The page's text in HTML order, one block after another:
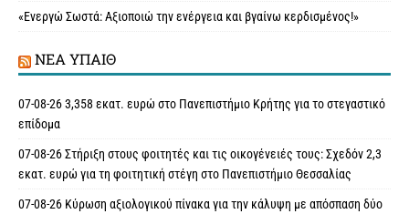
«Ενεργώ Σωστά: Αξιοποιώ την ενέργεια και βγαίνω κερδισμένος!»
ΝΈΑ ΥΠAΙΘ
07-08-26 3,358 εκατ. ευρώ στο Πανεπιστήμιο Κρήτης για το στεγαστικό
επίδομα
07-08-26 Στήριξη στους φοιτητές και τις οικογένειές τους: Σχεδόν 2,3
εκατ. ευρώ για τη φοιτητική στέγη στο Πανεπιστήμιο Θεσσαλίας
07-08-26 Κύρωση αξιολογικού πίνακα για την κάλυψη με απόσπαση δύο